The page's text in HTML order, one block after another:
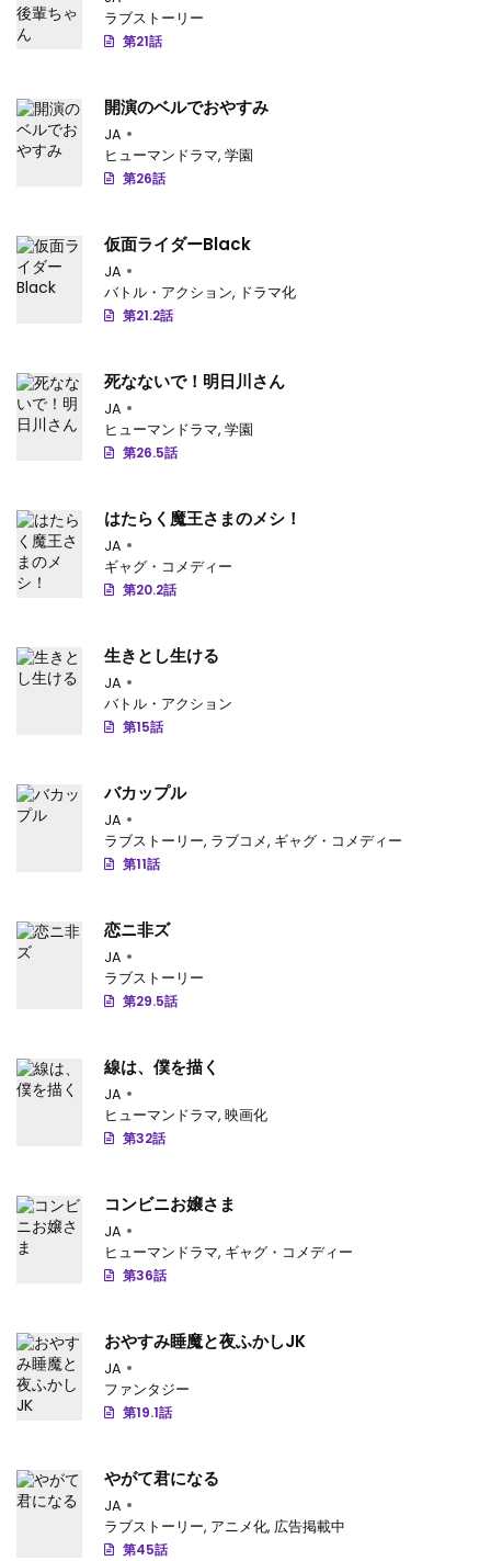
第23話 : 第23話
第21話 : 第21話
第20話 : 第20話
第18話 : 第18話
第17話 : 第17話
第16話 : 第16話
第15話 : 第15話
: 第14話
第13話 : 第13話
第12話 : 第12話
: 第11.5話
第9話 : 第9話
: 第8話
: 第6話
: 第5話
: 第3.5話
: 第3話
第1話 : 第1話
ラブストーリー
第21話
開演のベルでおやすみ
JA
ヒューマンドラマ, 学園
第26話
仮面ライダーBlack
JA
バトル・アクション, ドラマ化
第21.2話
死なないで！明日川さん
JA
ヒューマンドラマ, 学園
第26.5話
はたらく魔王さまのメシ！
JA
ギャグ・コメディー
第20.2話
生きとし生ける
JA
バトル・アクション
第15話
バカップル
JA
ラブストーリー, ラブコメ, ギャグ・コメディー
第11話
恋ニ非ズ
JA
ラブストーリー
第29.5話
線は、僕を描く
JA
ヒューマンドラマ, 映画化
第32話
コンビニお嬢さま
JA
ヒューマンドラマ, ギャグ・コメディー
第36話
おやすみ睡魔と夜ふかしJK
JA
ファンタジー
第19.1話
やがて君になる
JA
ラブストーリー, アニメ化, 広告掲載中
第45話